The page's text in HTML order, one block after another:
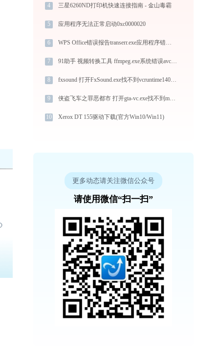
4 三星6260ND打印机快速连接指南 - 金山毒霸
5 应用程序无法正常启动0xc0000020
6 WPS Office错误报告transerr.exe应用程序错误0xc000000d解决方法
7 91助手 视频转换工具 ffmpeg.exe系统错误avcodec-60.dll丢失如何解决
8 fxsound 打开FxSound.exe找不到vcruntime140.dll怎么办
9 侠盗飞车之罪恶都市 打开gta-vc.exe找不到mss32.dll怎么办
10 Xerox DT 155驱动下载(官方Win10/Win11)
更多动态请关注微信公众号
请使用微信“扫一扫”